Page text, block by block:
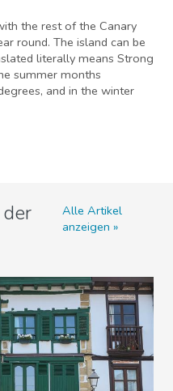
the rest of the Canary
round. The island can be
literally means Strong
summer months
and in the winter
Alle Artikel
anzeigen